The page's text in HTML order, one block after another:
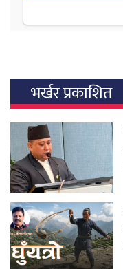
भर्खर प्रकाशित